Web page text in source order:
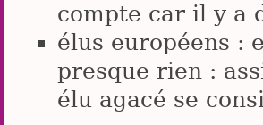
compte car il y a
élus européens :
presque rien :
élu agacé se